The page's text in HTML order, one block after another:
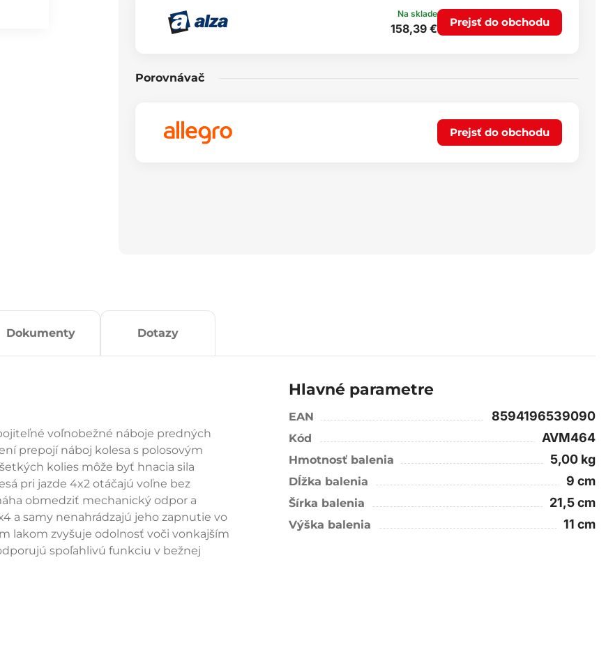
Na sklade
158,39 € Prejsť do obchodu
Porovnávač
Prejsť do obchodu
Dokumenty Dotazy
voľnobežné náboje predných
prepojí náboj kolesa s polosovým
kolies môže byť hnacia sila
pri jazde 4x2 otáčajú voľne bez
obmedziť mechanický odpor a
a samy nenahrádzajú jeho zapnutie vo
lakom zvyšuje odolnosť voči vonkajším
spoľahlivú funkciu v bežnej
Hlavné parametre
EAN 8594196539090
Kód AVM464
Hmotnosť balenia 5,00 kg
Dĺžka balenia 9 cm
Šírka balenia 21,5 cm
Výška balenia 11 cm